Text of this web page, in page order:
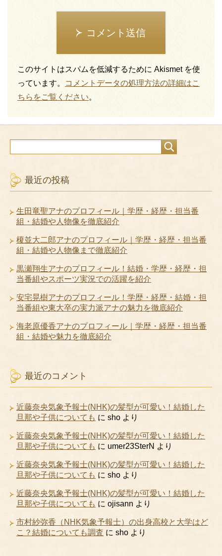
コメント送信
このサイトはスパムを低減するために Akismet を使
っています。
コメントデータの処理方法の詳細はこ
ちらをご覧ください。
最近の投稿
生田竜聖アナのプロフィール｜学歴・経歴・担当番
組・結婚や人物像を徹底紹介
榎並大二郎アナのプロフィール｜学歴・経歴・担当番
組・結婚や人物像まで徹底紹介
黒瀬翔生アナのプロフィール！結婚・学歴・経歴・担
当番組やスポーツ実況での活躍を紹介
安宅晃樹アナのプロフィール！学歴・経歴・結婚・担
当番組や東大卒の実力派アナの魅力を徹底紹介
海老原優香アナのプロフィール｜学歴・経歴・担当番
組・結婚や魅力を徹底紹介
最近のコメント
近藤奈央気象予報士(NHK)の髪型が可愛い！結婚した
旦那や子供についても に sho より
近藤奈央気象予報士(NHK)の髪型が可愛い！結婚した
旦那や子供についても に umer23SterN より
近藤奈央気象予報士(NHK)の髪型が可愛い！結婚した
旦那や子供についても に sho より
近藤奈央気象予報士(NHK)の髪型が可愛い！結婚した
旦那や子供についても に ojisann より
市村紗弥香（NHK気象予報士）の出身高校と大学はど
こ？結婚についても調査 に sho より